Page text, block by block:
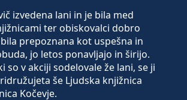
izvedena lani in je bila med
ter obiskovalci dobro
prepoznana kot uspešna in
jo letos ponavljajo in širijo.
so v akciji sodelovale že lani, se ji
še Ljudska knjižnica
Kočevje.